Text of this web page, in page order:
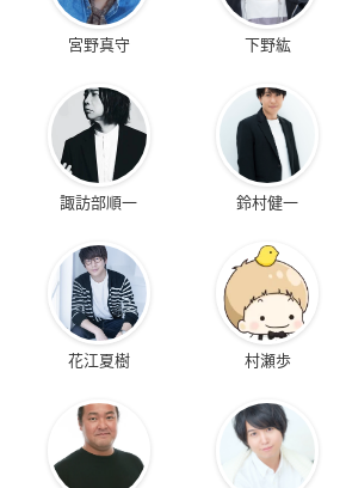
宮野真守 下野紘
諏訪部順一 鈴村健一
花江夏樹 村瀬歩